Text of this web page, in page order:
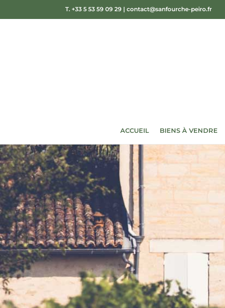
T. +33 5 53 59 09 29 | contact@sanfourche-peiro.fr
ACCUEIL BIENS À VENDRE